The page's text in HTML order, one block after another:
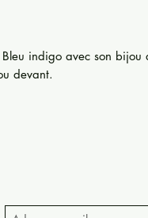
indigo avec son bijou
devant.